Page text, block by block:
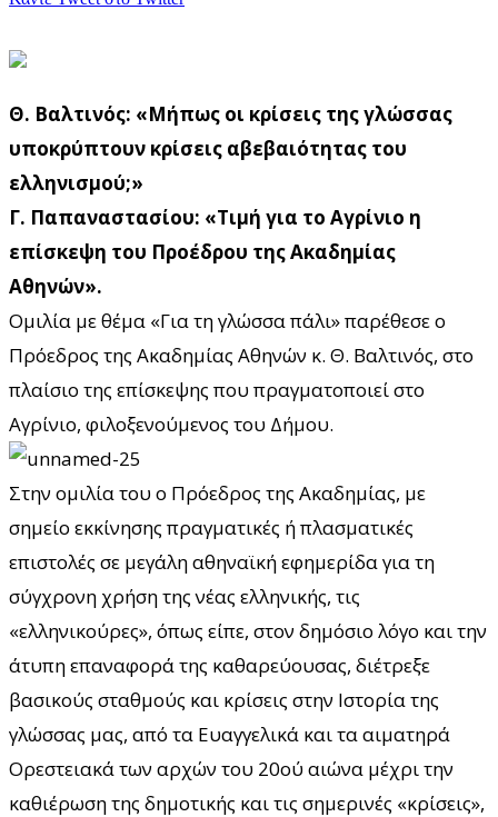
Θ. Βαλτινός: «Μήπως οι κρίσεις της γλώσσας
υποκρύπτουν κρίσεις αβεβαιότητας του
ελληνισμού;»
Γ. Παπαναστασίου: «Τιμή για το Αγρίνιο η
επίσκεψη του Προέδρου της Ακαδημίας
Αθηνών».
Ομιλία με θέμα «Για τη γλώσσα πάλι» παρέθεσε ο
Πρόεδρος της Ακαδημίας Αθηνών κ. Θ. Βαλτινός, στο
πλαίσιο της επίσκεψης που πραγματοποιεί στο
Αγρίνιο, φιλοξενούμενος του Δήμου.
Στην ομιλία του ο Πρόεδρος της Ακαδημίας, με
σημείο εκκίνησης πραγματικές ή πλασματικές
επιστολές σε μεγάλη αθηναϊκή εφημερίδα για τη
σύγχρονη χρήση της νέας ελληνικής, τις
«ελληνικούρες», όπως είπε, στον δημόσιο λόγο και την
άτυπη επαναφορά της καθαρεύουσας, διέτρεξε
βασικούς σταθμούς και κρίσεις στην Ιστορία της
γλώσσας μας, από τα Ευαγγελικά και τα αιματηρά
Ορεστειακά των αρχών του 20ού αιώνα μέχρι την
καθιέρωση της δημοτικής και τις σημερινές «κρίσεις»,